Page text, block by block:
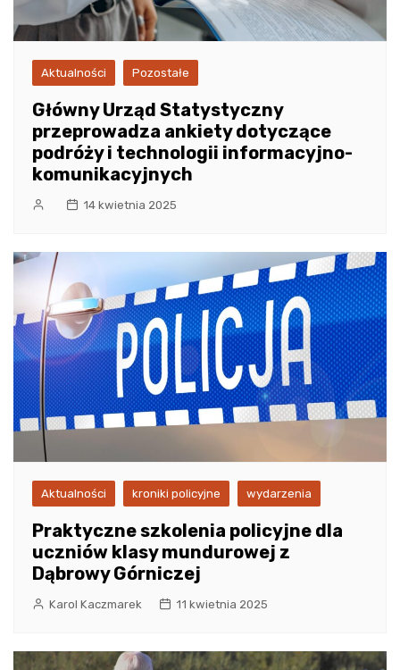
Aktualności Pozostałe
Główny Urząd Statystyczny
przeprowadza ankiety dotyczące
podróży i technologii informacyjno-
komunikacyjnych
14 kwietnia 2025
Aktualności kroniki policyjne wydarzenia
Praktyczne szkolenia policyjne dla
uczniów klasy mundurowej z
Dąbrowy Górniczej
Karol Kaczmarek 11 kwietnia 2025